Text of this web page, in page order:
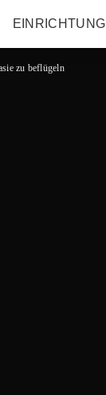
EINRICHTUNG
zu beflügeln